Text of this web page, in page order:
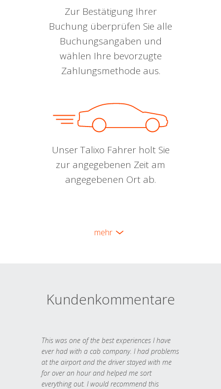
Zur Bestätigung Ihrer
Buchung überprüfen Sie alle
Buchungsangaben und
wählen Ihre bevorzugte
Zahlungsmethode aus.
Unser Talixo Fahrer holt Sie
zur angegebenen Zeit am
angegebenen Ort ab.
mehr
Kundenkommentare
This was one of the best experiences I have
ever had with a cab company. I had problems
at the airport and the driver stayed with me
for over an hour and helped me sort
everything out. I would recommend this